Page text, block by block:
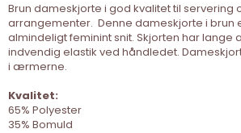
Brun dameskjorte i god kvalitet til servering
arrangementer. Denne dameskjorte i brun
almindeligt feminint snit. Skjorten har
indvendig elastik ved håndledet.
i ærmerne.
Kvalitet:
65% Polyester
35% Bomuld